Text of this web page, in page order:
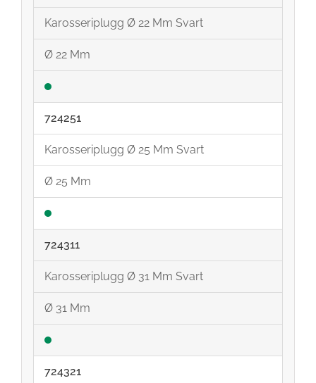
Karosseriplugg Ø 22 Mm Svart
Ø 22 Mm
724251
Karosseriplugg Ø 25 Mm Svart
Ø 25 Mm
724311
Karosseriplugg Ø 31 Mm Svart
Ø 31 Mm
724321